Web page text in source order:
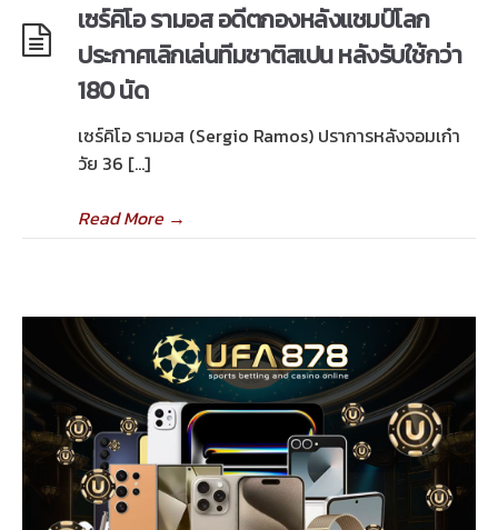
เซร์คิโอ รามอส อดีตกองหลังแชมป์โลก
ประกาศเลิกเล่นทีมชาติสเปน หลังรับใช้กว่า
180 นัด
เซร์คิโอ รามอส (Sergio Ramos) ปราการหลังจอมเก๋า
วัย 36 […]
Read More→